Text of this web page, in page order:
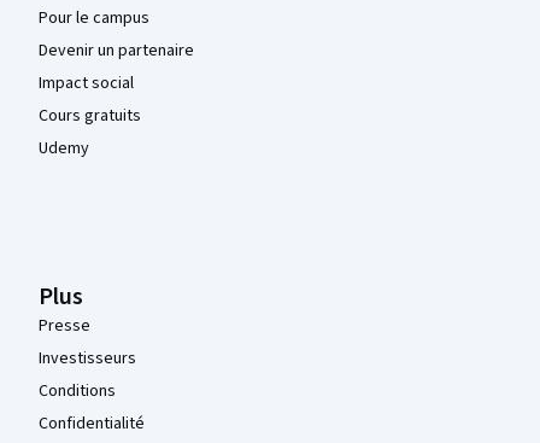
Pour le campus
Devenir un partenaire
Impact social
Cours gratuits
Udemy
Plus
Presse
Investisseurs
Conditions
Confidentialité